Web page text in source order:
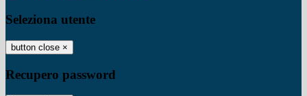
Seleziona utente
button close ×
Recupero password